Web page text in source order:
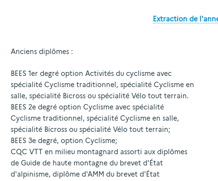
Extraction de
Anciens diplômes :
BEES 1er degré option Activités du cyclisme avec
spécialité Cyclisme traditionnel, spécialité Cyclisme en
salle, spécialité Bicross ou spécialité Vélo tout terrain.
BEES 2e degré option Cyclisme avec spécialité
Cyclisme traditionnel, spécialité Cyclisme en salle,
spécialité Bicross ou spécialité Vélo tout terrain;
BEES 3e degré, option Cyclisme;
CQC VTT en milieu montagnard assorti aux diplômes
de Guide de haute montagne du brevet d'État
d'alpinisme, diplôme d'AMM du brevet d'État